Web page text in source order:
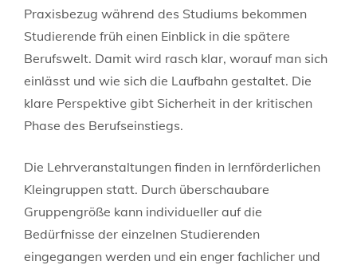
Praxisbezug während des Studiums bekommen
Studierende früh einen Einblick in die spätere
Berufswelt. Damit wird rasch klar, worauf man sich
einlässt und wie sich die Laufbahn gestaltet. Die
klare Perspektive gibt Sicherheit in der kritischen
Phase des Berufseinstiegs.
Die Lehrveranstaltungen finden in lernförderlichen
Kleingruppen statt. Durch überschaubare
Gruppengröße kann individueller auf die
Bedürfnisse der einzelnen Studierenden
eingegangen werden und ein enger fachlicher und